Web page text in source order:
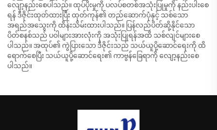
လျော့နည်းစေပါသည်။ ထုပ်ပိုးမှုကို ပလပ်စတစ်အသုံးပြုမှုကို နည်းပါးစေ
ရန် ဒီဇိုင်းထုတ်ထားပြီး ထုတ်ကုန်၏ တည်ဆောက်ပုံနှင့် သစ်သော
အရည်အသွေးကို ထိန်းသိမ်းထားပါသည်။ ပြန်လည်ပိတ်ဆို့နိုင်သော
ပိတ်စနစ်သည် ပဝါများအားလုံးကို အသုံးပြုရန်အထိ သစ်လျင်များစေ
ပါသည်။ အထုပ်၏ ကွဲပြားသော ဒီဇိုင်းသည် သယ်ယူပို့ဆောင်ရေးကို ထိ
ရောက်စေပြီး သယ်ယူပို့ဆောင်ရေး၏ ကာဗွန်ခြေရာကို လျော့နည်းစေ
ပါသည်။